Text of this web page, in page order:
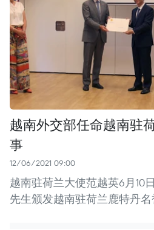
越南外交部任命越南驻
事
12/06/2021 09:00
越南驻荷兰大使范越英6月10
先生颁发越南驻荷兰鹿特丹名